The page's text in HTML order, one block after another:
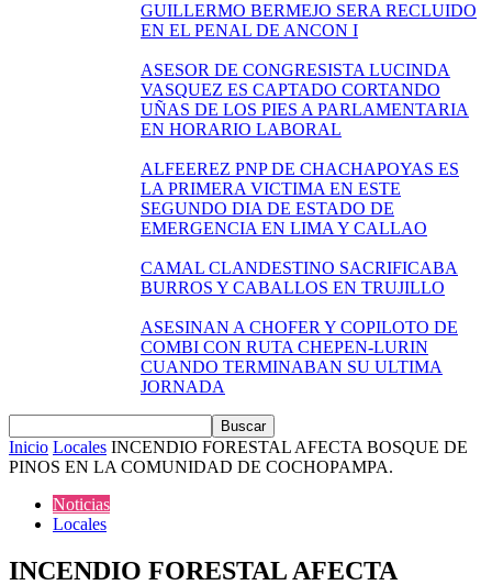
GUILLERMO BERMEJO SERA RECLUIDO
EN EL PENAL DE ANCON I
ASESOR DE CONGRESISTA LUCINDA
VASQUEZ ES CAPTADO CORTANDO
UÑAS DE LOS PIES A PARLAMENTARIA
EN HORARIO LABORAL
ALFEEREZ PNP DE CHACHAPOYAS ES
LA PRIMERA VICTIMA EN ESTE
SEGUNDO DIA DE ESTADO DE
EMERGENCIA EN LIMA Y CALLAO
CAMAL CLANDESTINO SACRIFICABA
BURROS Y CABALLOS EN TRUJILLO
ASESINAN A CHOFER Y COPILOTO DE
COMBI CON RUTA CHEPEN-LURIN
CUANDO TERMINABAN SU ULTIMA
JORNADA
Inicio Locales INCENDIO FORESTAL AFECTA BOSQUE DE
PINOS EN LA COMUNIDAD DE COCHOPAMPA.
Noticias
Locales
INCENDIO FORESTAL AFECTA